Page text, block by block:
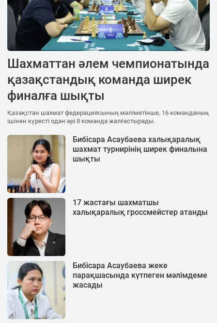
Шахматтан әлем чемпионатында
қазақстандық команда ширек
финалға шықты
Қазақстан шахмат федерациясының мәліметінше, 16 команданың
ішінен күресті одан әрі 8 команда жалғастырады.
Бибісара Асаубаева халықаралық
шахмат турнирінің ширек финалына
шықты
17 жастағы шахматшы
халықаралық гроссмейстер атанды
Бибісара Асаубаева жеке
парақшасында күтпеген мәлімдеме
жасады